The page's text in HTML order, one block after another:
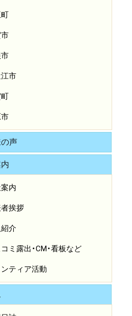
市
声
内
挨拶
介
ミ露出・CM・看板など
ティア活動